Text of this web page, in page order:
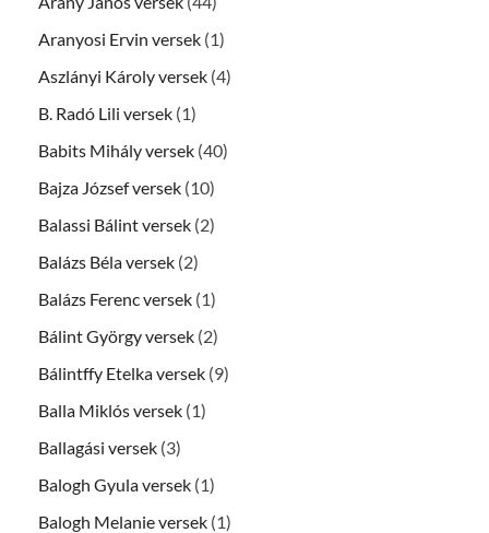
Aranyosi Ervin versek (1)
Aszlányi Károly versek (4)
B. Radó Lili versek (1)
Babits Mihály versek (40)
Bajza József versek (10)
Balassi Bálint versek (2)
Balázs Béla versek (2)
Balázs Ferenc versek (1)
Bálint György versek (2)
Bálintffy Etelka versek (9)
Balla Miklós versek (1)
Ballagási versek (3)
Balogh Gyula versek (1)
Balogh Melanie versek (1)